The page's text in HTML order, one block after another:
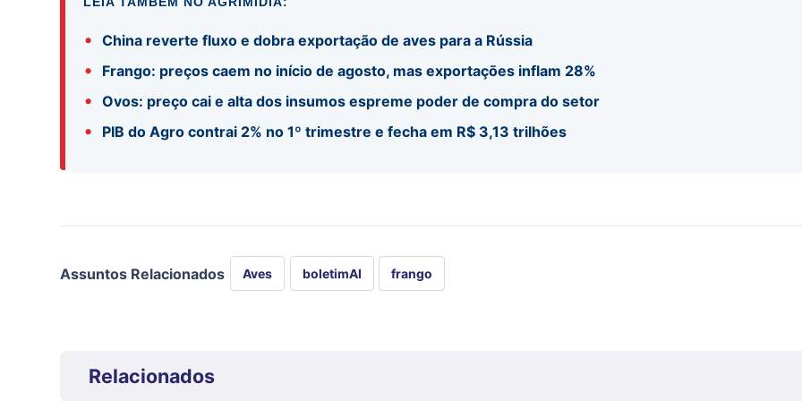
• China reverte fluxo e dobra exportação de aves para a Rússia
• Frango: preços caem no início de agosto, mas exportações inflam 28%
• Ovos: preço cai e alta dos insumos espreme poder de compra do setor
• PIB do Agro contrai 2% no 1º trimestre e fecha em R$ 3,13 trilhões
Assuntos Relacionados Aves boletimAI frango
Relacionados